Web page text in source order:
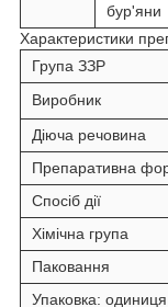
бур'яни
Характеристики
Група ЗЗР
Виробник
Діюча речовина
Препаративна
Спосіб дії
Хімічна група
Паковання
Упаковка: